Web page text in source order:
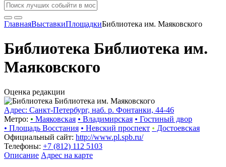
ГлавнаяВыставкиПлощадкиБиблиотека им. Маяковского
Библиотека Библиотека им.
Маяковского
Оценка редакции
Адрес: Санкт-Петербург, наб. р. Фонтанки, 44-46
Метро: • Маяковская • Владимирская • Гостиный двор
• Площадь Восстания • Невский проспект • Достоевская
Официальный сайт: http://www.pl.spb.ru/
Телефоны: +7 (812) 112 5103
Описание Адрес на карте